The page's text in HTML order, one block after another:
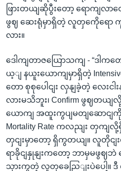
ဖြားတယျဆိုပွီးတော့ ရောကျလာတ
ဖွဈ ဆေးရုံမှာရှိတဲ့ လူတှကေိုရော ကူ
လား။
ဒေါကျတာဇယြောသကျ - “ဒါကတ
ယ့ျ နယူးယောကျမှာရှိတဲ့
တော စုစုပေါငျး လှနျခဲ့တဲ့ လေးငါ
လားမသိဘူး၊ Confirm ဖွဈတယျ
ယောကျ အထူးကွပျမတျဆောငျ
Mortality Rate ကလညျး တှကျလို့
တှငျးမှာတော့ ရှိကွတယျ။ လူတိုငျ
ရာခိုငျနှုနျးကတော့ ဘာမှမဖွဈဘဲ
သှားကွတဲ့ လူတှခေညြျးပဲပေါ့။ ဒီ